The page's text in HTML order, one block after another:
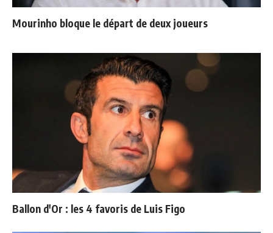
Mourinho bloque le départ de deux joueurs
Ballon d'Or : les 4 favoris de Luis Figo